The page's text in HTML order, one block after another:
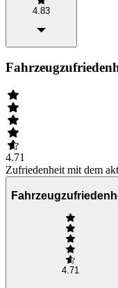
4.83
4.71
Zufriedenheit mit dem
4.71